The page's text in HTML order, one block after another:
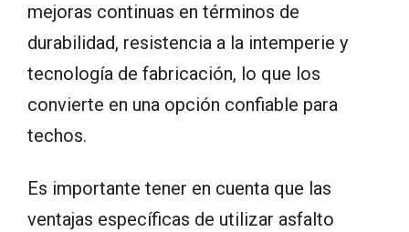
mejoras continuas en términos de
durabilidad, resistencia a la intemperie y
tecnología de fabricación, lo que los
convierte en una opción confiable para
techos.
Es importante tener en cuenta que las
ventajas específicas de utilizar asfalto